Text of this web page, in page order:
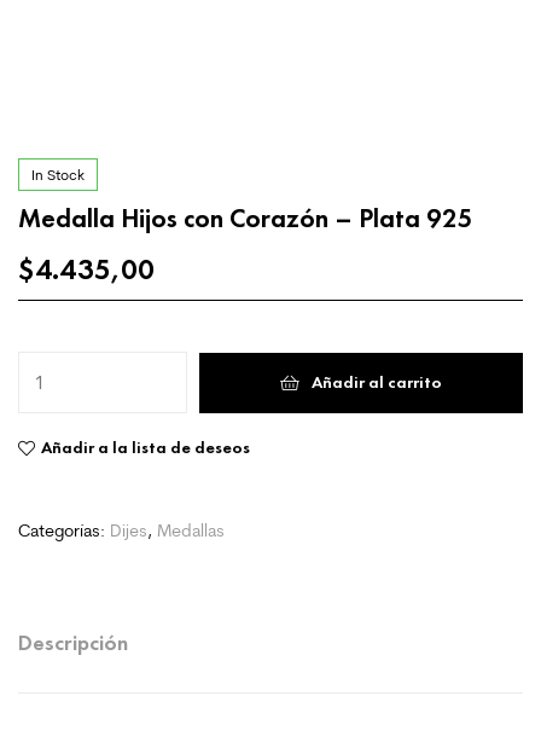
In Stock
Medalla Hijos con Corazón – Plata 925
$4.435,00
Añadir al carrito
Añadir a la lista de deseos
Categorías: Dijes, Medallas
Descripción